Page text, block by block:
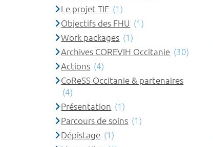
Le projet TIE (1)
Objectifs des FHU (1)
Work packages (1)
Archives COREVIH Occitanie (30)
Actions (4)
CoReSS Occitanie & partenaires
(4)
Présentation (1)
Parcours de soins (1)
Dépistage (1)